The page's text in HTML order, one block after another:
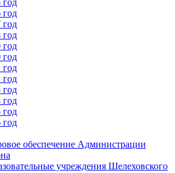
год
год
год
год
год
год
год
год
год
год
год
обеспечение Администрации
учреждения Шелеховского